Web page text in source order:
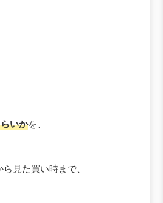
いかを、
見た買い時まで、